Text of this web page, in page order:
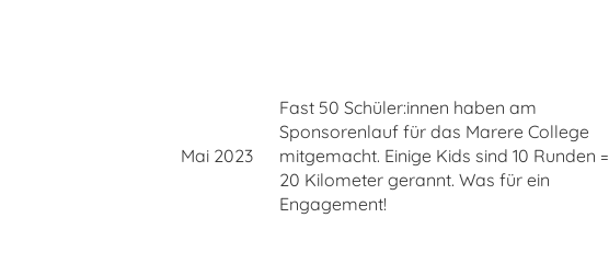
Mai 2023
Fast 50 Schüler:innen haben am
Sponsorenlauf für das Marere College
mitgemacht. Einige Kids sind 10 Runden =
20 Kilometer gerannt. Was für ein
Engagement!